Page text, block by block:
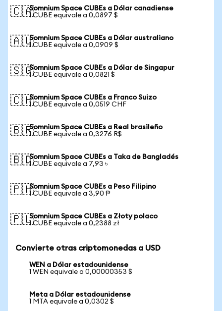
🇨🇦Somnium Space CUBEs a Dólar canadiense
1 CUBE equivale a 0,0897 $
🇦🇺Somnium Space CUBEs a Dólar australiano
1 CUBE equivale a 0,0909 $
🇸🇬Somnium Space CUBEs a Dólar de Singapur
1 CUBE equivale a 0,0821 $
🇨🇭Somnium Space CUBEs a Franco Suizo
1 CUBE equivale a 0,0519 CHF
🇧🇷Somnium Space CUBEs a Real brasileño
1 CUBE equivale a 0,3276 R$
🇧🇩Somnium Space CUBEs a Taka de Bangladés
1 CUBE equivale a 7,93 ৳
🇵🇭Somnium Space CUBEs a Peso Filipino
1 CUBE equivale a 3,90 ₱
🇵🇱Somnium Space CUBEs a Złoty polaco
1 CUBE equivale a 0,2388 zł
Convierte otras criptomonedas a USD
WEN a Dólar estadounidense
1 WEN equivale a 0,00000353 $
Meta a Dólar estadounidense
1 MTA equivale a 0,0302 $